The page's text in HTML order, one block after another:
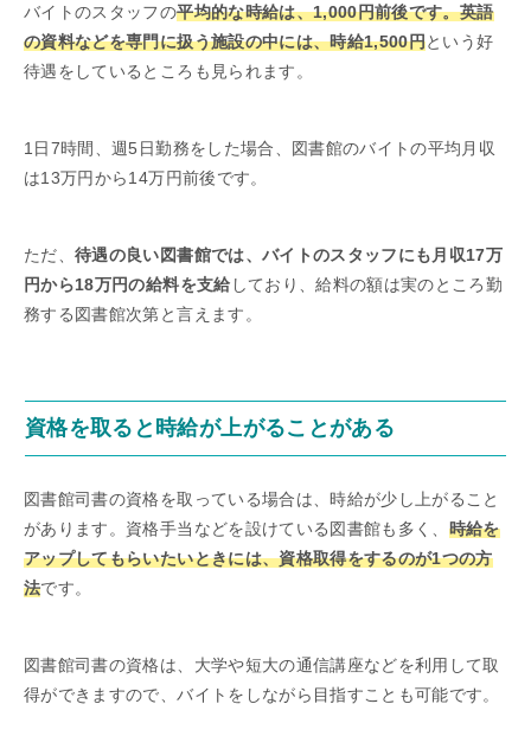
バイトのスタッフの平均的な時給は、1,000円前後です。英語
の資料などを専門に扱う施設の中には、時給1,500円という好
待遇をしているところも見られます。
1日7時間、週5日勤務をした場合、図書館のバイトの平均月収
は13万円から14万円前後です。
ただ、待遇の良い図書館では、バイトのスタッフにも月収17万
円から18万円の給料を支給 しており、給料の額は実のところ勤
務する図書館次第と言えます。
資格を取ると時給が上がることがある
図書館司書の資格を取っている場合は、時給が少し上がること
があります。資格手当などを設けている図書館も多く、 時給を
アップしてもらいたいときには、資格取得をするのが1つの方
法です。
図書館司書の資格は、大学や短大の通信講座などを利用して取
得ができますので、バイトをしながら目指すことも可能です。